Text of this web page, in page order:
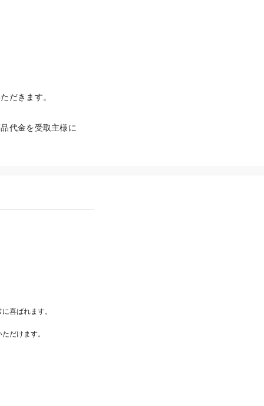
だきます。
代金を受取主様に
喜ばれます。
だけます。